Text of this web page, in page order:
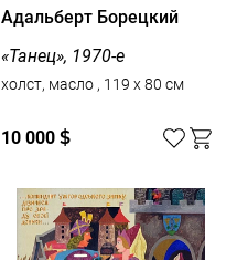
Адальберт Борецкий
«Танец», 1970-е
холст, масло , 119 x 80 см
10 000 $